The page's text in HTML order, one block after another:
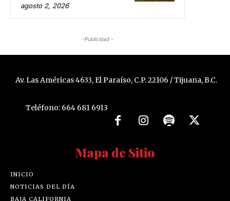
agosto 2, 2026
-Publicidad -
Av. Las Américas 4633, El Paraíso, C.P. 22106 / Tijuana, B.C.
Teléfono: 664 681 6913
Mapa de Sitio
INICIO
NOTICIAS DEL DÍA
BAJA CALIFORNIA